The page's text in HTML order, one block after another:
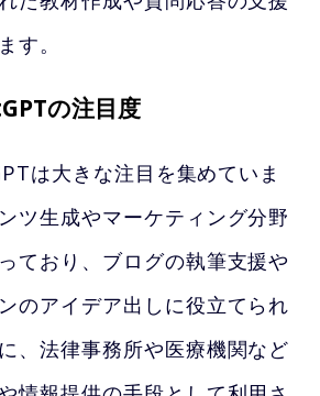
す。
の注目度
は大きな注目を集めていま
ツ生成やマーケティング分野
ており、ブログの執筆支援や
のアイデア出しに役立てられ
、法律事務所や医療機関など